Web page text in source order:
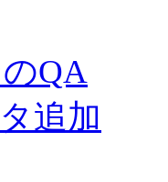
QA
追加